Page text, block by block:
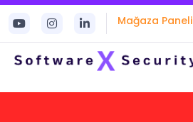
Mağaza Paneli